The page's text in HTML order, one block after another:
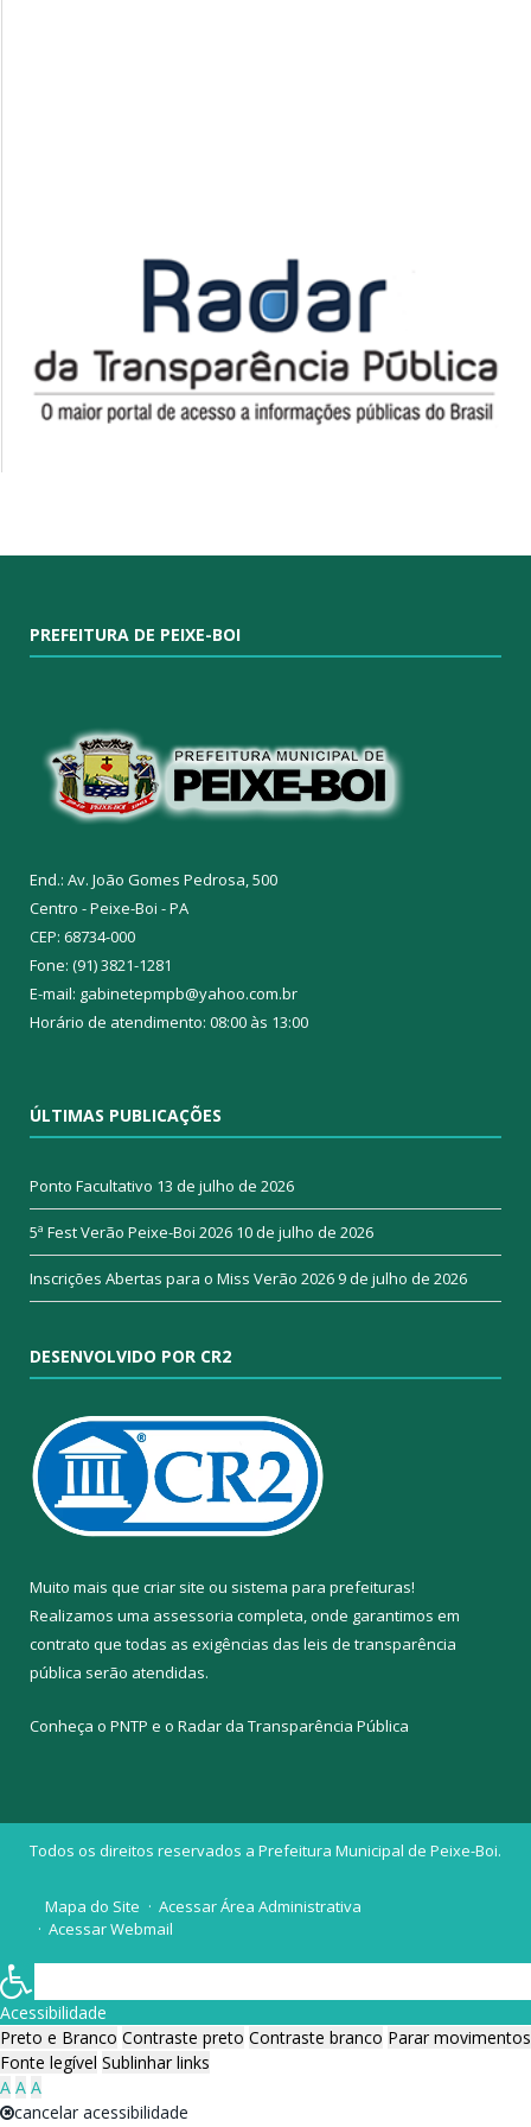
PREFEITURA DE PEIXE-BOI
End.: Av. João Gomes Pedrosa, 500
Centro - Peixe-Boi - PA
CEP: 68734-000
Fone: (91) 3821-1281
E-mail: gabinetepmpb@yahoo.com.br
Horário de atendimento: 08:00 às 13:00
ÚLTIMAS PUBLICAÇÕES
Ponto Facultativo 13 de julho de 2026
5ª Fest Verão Peixe-Boi 2026 10 de julho de 2026
Inscrições Abertas para o Miss Verão 20269 de julho de 2026
DESENVOLVIDO POR CR2
Muito mais que criar site ou sistema para prefeituras!
Realizamos uma assessoria completa, onde garantimos em
contrato que todas as exigências das leis de transparência
pública serão atendidas.
Conheça o PNTP e o Radar da Transparência Pública
Todos os direitos reservados a Prefeitura Municipal de Peixe-Boi.
Mapa do Site
Acessar Área Administrativa
Acessar Webmail
Acessibilidade
Preto e Branco Contraste preto Contraste branco Parar movimentos
Fonte legível Sublinhar links
A A A
cancelar acessibilidade